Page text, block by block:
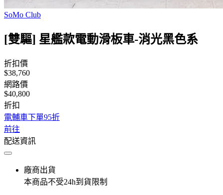
SoMo Club
[雙驅] 星艦款電動滑板車-消光黑色系
折扣價
$38,760
網路價
$40,800
折扣
電輔車下單95折
前往
配送資訊
廠商出貨
本商品不受24h到貨限制